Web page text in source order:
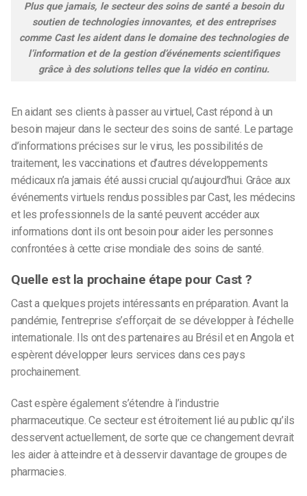
Plus que jamais, le secteur des soins de santé a besoin du
soutien de technologies innovantes, et des entreprises
comme Cast les aident dans le domaine des technologies de
l’information et de la gestion d’événements scientifiques
grâce à des solutions telles que la vidéo en continu.
En aidant ses clients à passer au virtuel, Cast répond à un
besoin majeur dans le secteur des soins de santé. Le partage
d’informations précises sur le virus, les possibilités de
traitement, les vaccinations et d’autres développements
médicaux n’a jamais été aussi crucial qu’aujourd’hui. Grâce aux
événements virtuels rendus possibles par Cast, les médecins
et les professionnels de la santé peuvent accéder aux
informations dont ils ont besoin pour aider les personnes
confrontées à cette crise mondiale des soins de santé.
Quelle est la prochaine étape pour Cast ?
Cast a quelques projets intéressants en préparation. Avant la
pandémie, l’entreprise s’efforçait de se développer à l’échelle
internationale. Ils ont des partenaires au Brésil et en Angola et
espèrent développer leurs services dans ces pays
prochainement.
Cast espère également s’étendre à l’industrie
pharmaceutique. Ce secteur est étroitement lié au public qu’ils
desservent actuellement, de sorte que ce changement devrait
les aider à atteindre et à desservir davantage de groupes de
pharmacies.